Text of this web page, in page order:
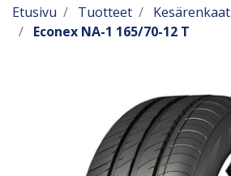
Etusivu Tuotteet Kesärenkaat
Econex NA-1 165/70-12 T